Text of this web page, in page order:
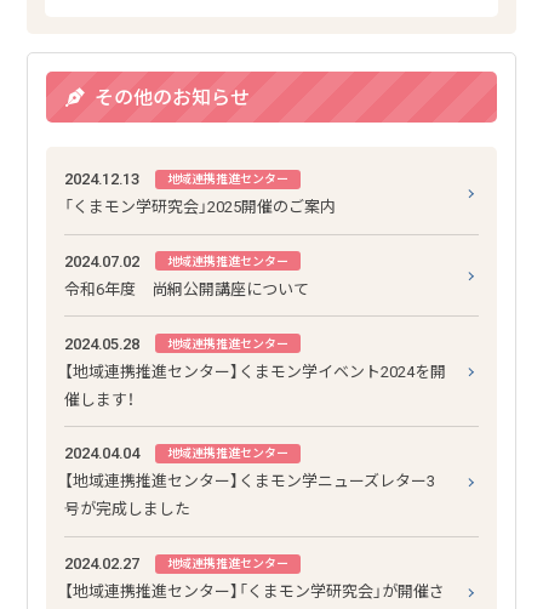
その他のお知らせ
2024.12.13 地域連携推進センター
「くまモン学研究会」2025開催のご案内
2024.07.02 地域連携推進センター
令和6年度 尚絅公開講座について
2024.05.28 地域連携推進センター
【地域連携推進センター】くまモン学イベント2024を開
催します！
2024.04.04 地域連携推進センター
【地域連携推進センター】くまモン学ニューズレター3
号が完成しました
2024.02.27 地域連携推進センター
【地域連携推進センター】「くまモン学研究会」が開催さ